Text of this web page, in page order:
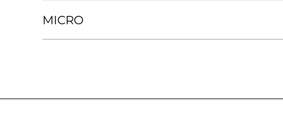
MICRO